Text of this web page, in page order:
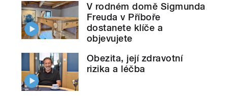
V rodném domě Sigmunda
Freuda v Příboře
dostanete klíče a
objevujete
Obezita, její zdravotní
rizika a léčba